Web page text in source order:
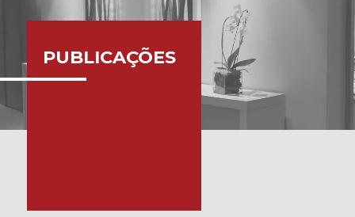
PUBLICAÇÕES